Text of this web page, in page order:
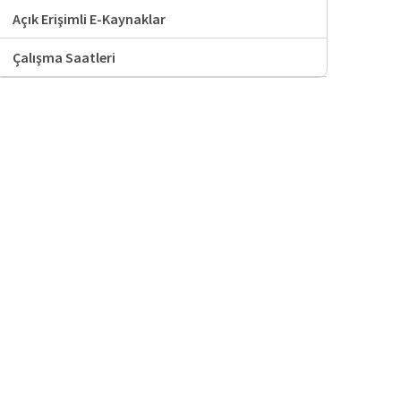
Açık Erişimli E-Kaynaklar
Çalışma Saatleri